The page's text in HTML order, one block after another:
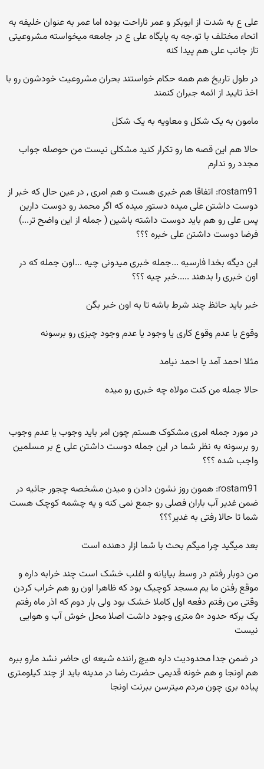
علی ع به شدت از ابوبکر و عمر ناراحت بوده اما عمر به عنوان خلیفه به
انحاء مختلف با تو.جه به پایگاه علی ع در جامعه میخواسته مشروعیتی
تاز جانب علی هم پیدا کنه
در طول تاریخ هم همه حکام خواستند بحران مشروعیت خودشون رو با
اخذ تایید از ائمه جبران کنمند
مامون به یک شکل و معاویه به یک شکل
حالا هم این قصه ها رو تکرار کنید مشکلی نیست من حوصله جواب
مجدد رو ندارم
rostam91: اتفاقا هم خبری هست و هم امری , در عین حال که خبر از
دوست داشتن علی میده دستور میده که اگر محمد رو دوست دارین
پس علی رو هم باید دوست داشته باشین ( جمله از این واضح تر...)
فرضا دوست داشتن علی خبره ؟؟؟
این دیگه بخدا فارسیه ...جمله خبری میدونی چیه ...اون جمله که در
اون خبری را بدهند .....خبر چیه ؟؟؟
خبر باید حائظ چند شرط باشه تا به اون خبر بگن
وقوع یا عدم وقوع کاری یا وجود یا عدم وجود چیزی رو برسونه
مثلا احمد آمد یا احمد نیامد
حالا جمله من کنت مولاه چه خبری رو میده
در مورد جمله امری مشکوک هستم چون امر باید وجوب یا عدم وجوب
رو برسونه به نظر شما در این جمله دوست داشتن علی ع بر مسلمین
واجب شده ؟؟؟
rostam91: همون روز نشون دادن و میدن مشخصه چجور جائیه در
ضمن غدیر آب باران فصلی رو جمع نمی کنه و یه چشمه کوچک هست
شما تا حالا رفتی به غدیر؟؟؟
بعد میگید چرا میگم بحث با شما ازار دهنده است
من دوبار رفتم در وسط بیایانه و اغلب خشک است چند خرابه داره و
موقع رفتن ما یم مسجد کوچیک بود که ظاهرا اون رو هم خراب کردن
وقتی من رفتم دفعه اول کاملا خشک بود ولی بار دوم که اذر ماه رفتم
یک برکه حدود ۵۰ متری وجود داشت اصلا محل خوش آب و هوایی
نیست
در ضمن جدا محدودیت داره هیچ راننده شیعه ای حاضر نشد مارو ببره
هم اونجا و هم خونه قدیمی حضرت رضا در مدینه باید از چند کیلومتری
پیاده بری چون مردم میترسن ببرنت اونجا